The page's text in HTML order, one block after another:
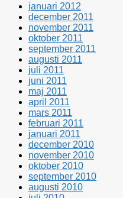
januari 2012
december 2011
november 2011
oktober 2011
september 2011
augusti 2011
juli 2011
juni 2011
maj 2011
april 2011
mars 2011
februari 2011
januari 2011
december 2010
november 2010
oktober 2010
september 2010
augusti 2010